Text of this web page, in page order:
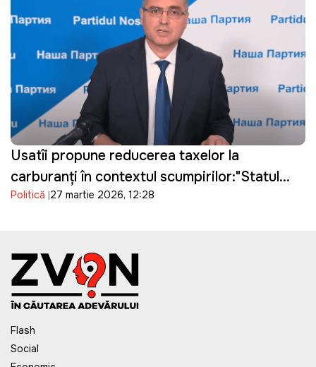
Usatîi propune reducerea taxelor la
carburanți în contextul scumpirilor:"Statul
câștigă, oamenii suferă"
Politică 27 martie 2026, 12:28
Flash
Social